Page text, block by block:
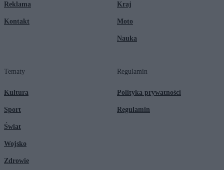
Reklama
Kontakt
Kraj
Moto
Nauka
Tematy
Kultura
Sport
Świat
Wojsko
Zdrowie
Regulamin
Polityka prywatności
Regulamin